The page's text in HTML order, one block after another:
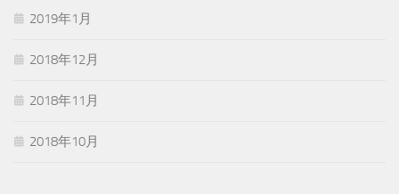
2019年1月
2018年12月
2018年11月
2018年10月